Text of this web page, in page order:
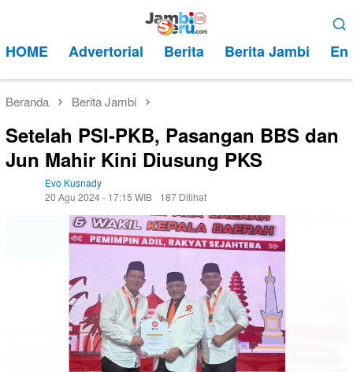
kontenMobile
HOME Advertorial Berita Berita Jambi
Beranda Berita Jambi
Setelah PSI-PKB, Pasangan BBS dan
Jun Mahir Kini Diusung PKS
Evo Kusnady
20 Agu 2024 - 17:15 WIB
187 Dilihat